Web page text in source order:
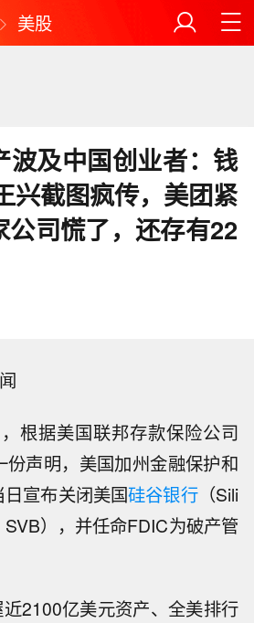
美股
波及中国创业者：钱
兴截图疯传，美团紧
公司慌了，还存有22
根据美国联邦存款保险公司
份声明，美国加州金融保护和
宣布关闭美国硅谷银行（Sili
），并任命FDIC为破产管
2100亿美元资产、全美排行